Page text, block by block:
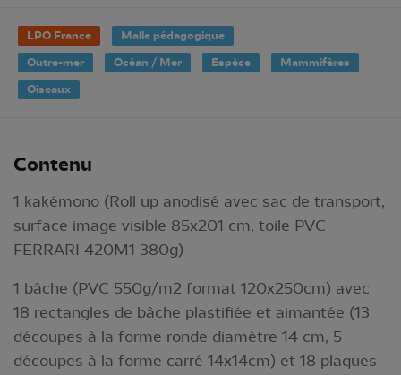
LPO France
Malle pédagogique
Outre-mer
Océan / Mer Espèce
Mammifères
Oiseaux
Contenu
1 kakémono (Roll up anodisé avec sac de transport,
surface image visible 85x201 cm, toile PVC
FERRARI 420M1 380g)
1 bâche (PVC 550g/m2 format 120x250cm) avec
18 rectangles de bâche plastifiée et aimantée (13
découpes à la forme ronde diamètre 14 cm, 5
découpes à la forme carré 14x14cm) et 18 plaques